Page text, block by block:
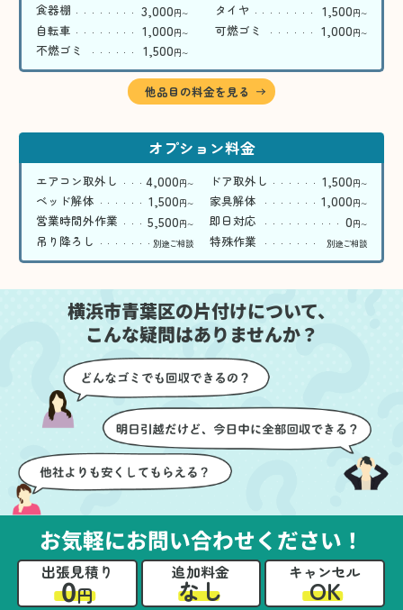
食器棚 3,000円〜 タイヤ 1,500円〜
自転車 1,000円〜 可燃ゴミ 1,000円〜
不燃ゴミ 1,500円〜
他品目の料金を見る
オプション料金
エアコン取外し 4,000円〜 ドア取外し 1,500円〜
ベッド解体 1,500円〜 家具解体 1,000円〜
営業時間外作業 5,500円〜 即日対応 0円〜
吊り降ろし 別途ご相談 特殊作業 別途ご相談
横浜市青葉区の片付けについて、
こんな疑問はありませんか？
お気軽にお問い合わせください！
出張見積り
0円
追加料金
なし
キャンセル
OK